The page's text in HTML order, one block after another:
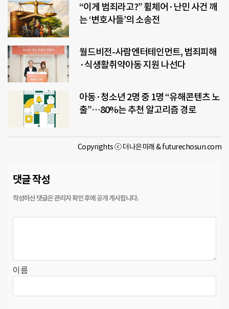
“이게 범죄라고?” 휠체어·난민 사건 깨
는 ‘변호사들’의 소송전
월드비전-사람엔터테인먼트, 범죄피해
·식생활취약아동 지원 나선다
아동·청소년 2명 중 1명 “유해콘텐츠 노
출”…80%는 추천 알고리즘 경로
Copyrights ⓒ 더나은미래 & futurechosun.com
댓글 작성
이름